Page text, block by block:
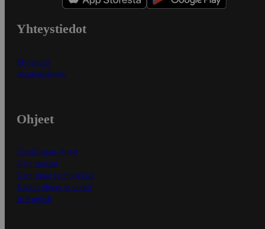
Yhteystiedot
Myymälät
Asiakaspalvelu
Ohjeet
Ensitilaajan ohjeet
Näin maksat
Näin tilaat ja muokkaat
Kaikki ohjeet ja vinkit
In English